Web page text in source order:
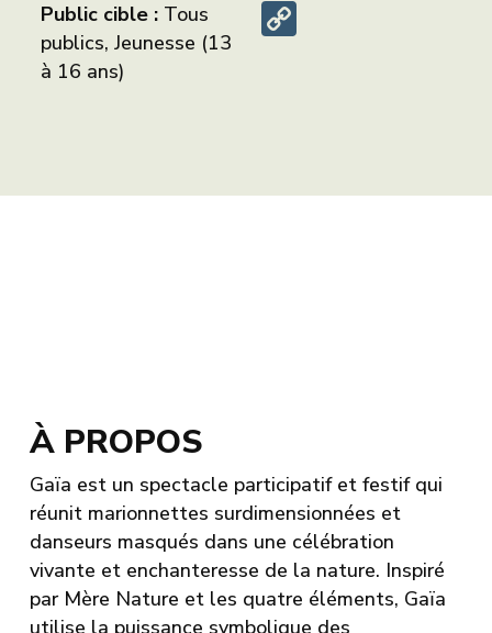
Public cible :Tous
publics, Jeunesse (13
à 16 ans)
Copy
À PROPOS
Gaïa est un spectacle participatif et festif qui
réunit marionnettes surdimensionnées et
danseurs masqués dans une célébration
vivante et enchanteresse de la nature. Inspiré
par Mère Nature et les quatre éléments, Gaïa